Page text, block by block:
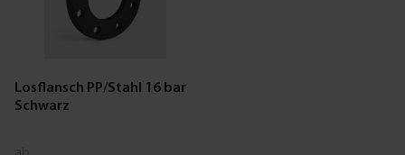
Losflansch PP/Stahl 16 bar
Schwarz